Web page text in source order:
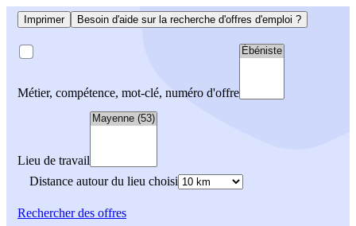
Imprimer Besoin d'aide sur la recherche d'offres d'emploi ?
Métier, compétence, mot-clé, numéro d'offre
Lieu de travail
Distance autour du lieu choisi
Rechercherdes offres